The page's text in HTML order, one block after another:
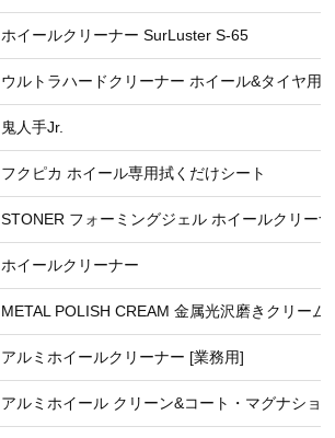
ホイールクリーナー SurLuster S-65
ウルトラハードクリーナー ホイール&タイヤ用
鬼人手Jr.
フクピカ ホイール専用拭くだけシート
STONER フォーミングジェル ホイールクリー
ホイールクリーナー
METAL POLISH CREAM 金属光沢磨きクリーム
アルミホイールクリーナー [業務用]
アルミホイール クリーン&コート・マグナショ